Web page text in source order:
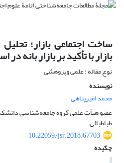
ساخت اجتماعی بازار؛
بازار با تأکید بر بازار بانه
نوع مقاله : علمی وپزوهشی
نویسنده
محمد امیرپناهی
عضو هیأت علمی گروه جامعه‌شناسی
طباطبائی
10.22059/jsr.2018.67703
چکیده